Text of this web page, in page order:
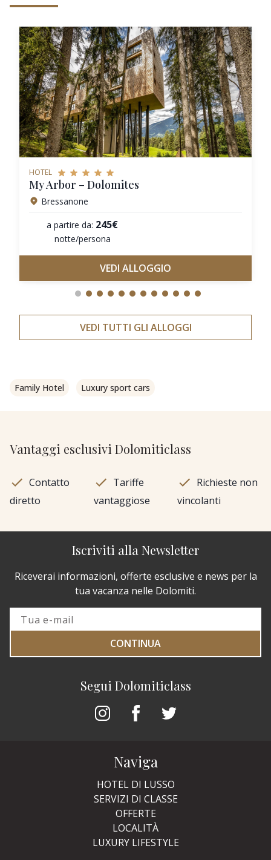
HOTEL
My Arbor – Dolomites
Bressanone
a partire da: 245€
notte/persona
VEDI ALLOGGIO
VEDI TUTTI GLI ALLOGGI
Family Hotel Luxury sport cars
Vantaggi esclusivi Dolomiticlass
Contatto
diretto
Tariffe
vantaggiose
Richieste non
vincolanti
Segui Dolomiticlass
Iscriviti alla Newsletter
Riceverai informazioni, offerte esclusive e news per la
tua vacanza nelle Dolomiti.
CONTINUA
Naviga
HOTEL DI LUSSO
SERVIZI DI CLASSE
OFFERTE
LOCALITÀ
LUXURY LIFESTYLE